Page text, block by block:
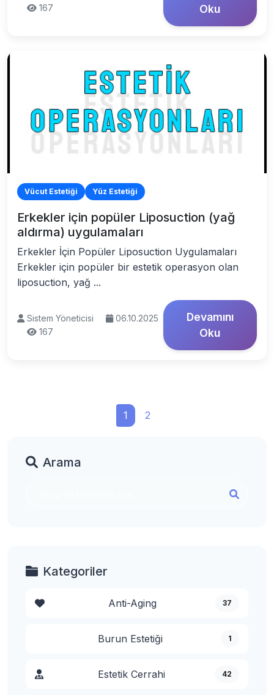
167
Oku
Vücut Estetiği Yüz Estetiği
Erkekler için popüler Liposuction (yağ
aldırma) uygulamaları
Erkekler İçin Popüler Liposuction Uygulamaları
Erkekler için popüler bir estetik operasyon olan
liposuction, yağ ...
Sistem Yöneticisi
06.10.2025
167
Devamını
Oku
1 2
Arama
Kategoriler
Anti-Aging 37
Burun Estetiği 1
Estetik Cerrahi 42